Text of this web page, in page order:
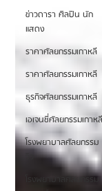
ข่าวดารา ศิลปิน นัก
แสดง
ราคาศัลยกรรมเกาหลี
ราคาศัลยกรรมเกาหลี
ธุรกิจศัลยกรรมเกาหลี
เอเจนซี่ศัลยกรรมเกาหลี
โรงพยาบาลศัลยกรรม
วิว
โรงพยาบาลศัลยกรรม